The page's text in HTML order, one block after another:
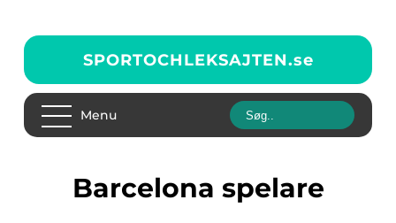
SPORTOCHLEKSAJTEN.se
Menu
barcelona spelare